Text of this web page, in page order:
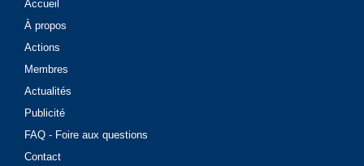
Accueil
À propos
Actions
Membres
Actualités
Publicité
FAQ - Foire aux questions
Contact